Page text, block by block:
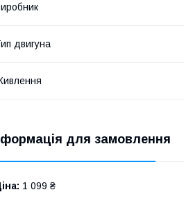
двигуна
для замовлення
1 099 ₴